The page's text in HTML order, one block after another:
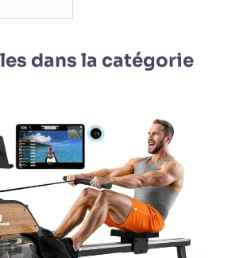
dans la catégorie